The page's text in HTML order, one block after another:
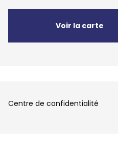
Voir la carte
Centre de confidentialité